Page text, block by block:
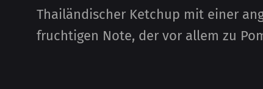
Thailändischer Ketchup mit einer
fruch­ti­gen Note, der vor allem zu